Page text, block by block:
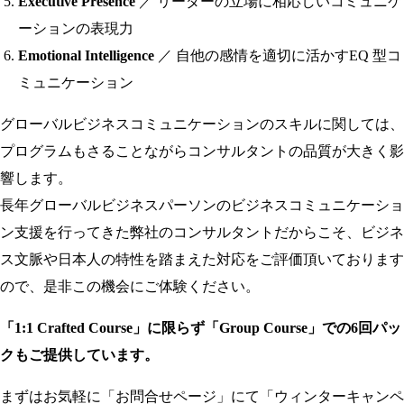
ーションの表現力
Emotional Intelligence ／ 自他の感情を適切に活かすEQ 型コ
ミュニケーション
グローバルビジネスコミュニケーションのスキルに関しては、
プログラムもさることながらコンサルタントの品質が大きく影
響します。
長年グローバルビジネスパーソンのビジネスコミュニケーショ
ン支援を行ってきた弊社のコンサルタントだからこそ、ビジネ
ス文脈や日本人の特性を踏まえた対応をご評価頂いております
ので、是非この機会にご体験ください。
「1:1 Crafted Course」に限らず「Group Course」での6回パッ
クもご提供しています。
まずはお気軽に「お問合せページ」にて「ウィンターキャンペ